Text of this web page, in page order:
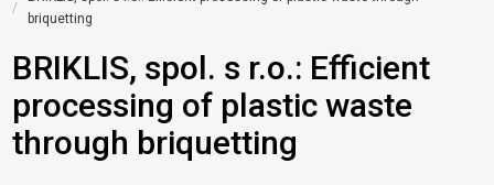
briquetting
BRIKLIS, spol. s r.o.: Efficient
processing of plastic waste
through briquetting